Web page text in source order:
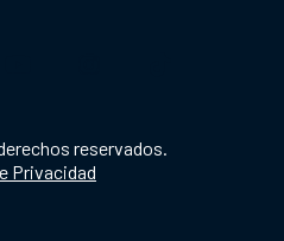
reservados.
Privacidad